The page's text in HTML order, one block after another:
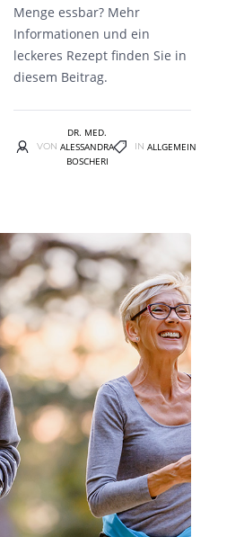
Menge essbar? Mehr
Informationen und ein
leckeres Rezept finden Sie in
diesem Beitrag.
VON
DR. MED.
ALESSANDRA
BOSCHERI
IN ALLGEMEIN